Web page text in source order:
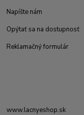
Napíšte nám
Opýtať sa na dostupnosť
Reklamačný formulár
www.lacnyeshop.sk